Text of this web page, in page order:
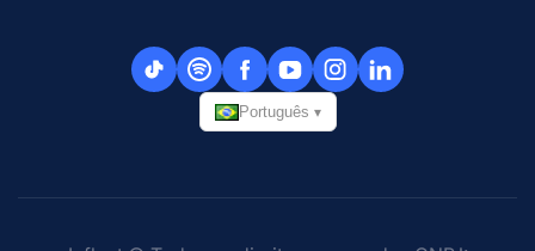
Português ▾